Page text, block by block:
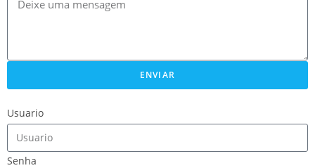
ENVIAR
Usuario
Senha